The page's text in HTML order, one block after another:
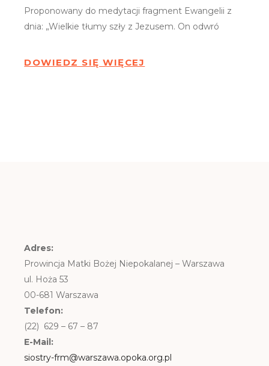
Proponowany do medytacji fragment Ewangelii z
dnia: „Wielkie tłumy szły z Jezusem. On odwró
DOWIEDZ SIĘ WIĘCEJ
Adres:
Prowincja Matki Bożej Niepokalanej – Warszawa
ul. Hoża 53
00-681 Warszawa
Telefon:
(22) 629 – 67 – 87
E-Mail:
siostry-frm@warszawa.opoka.org.pl